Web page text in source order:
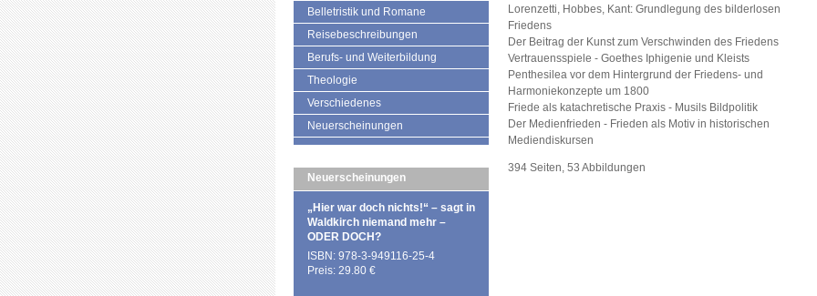
Belletristik und Romane
Reisebeschreibungen
Berufs- und Weiterbildung
Theologie
Verschiedenes
Neuerscheinungen
Neuerscheinungen
„Hier war doch nichts!“ – sagt in
Waldkirch niemand mehr –
ODER DOCH?
ISBN: 978-3-949116-25-4
Preis: 29.80 €
Lorenzetti, Hobbes, Kant: Grundlegung des bilderlosen
Friedens
Der Beitrag der Kunst zum Verschwinden des Friedens
Vertrauensspiele - Goethes Iphigenie und Kleists
Penthesilea vor dem Hintergrund der Friedens- und
Harmoniekonzepte um 1800
Friede als katachretische Praxis - Musils Bildpolitik
Der Medienfrieden - Frieden als Motiv in historischen
Mediendiskursen
394 Seiten, 53 Abbildungen